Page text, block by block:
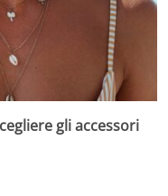
gli accessori